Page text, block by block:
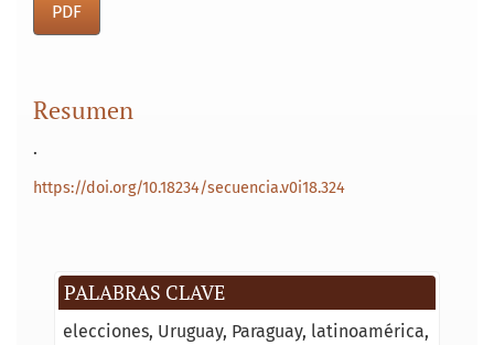
PDF
PALABRAS CLAVE
elecciones Uruguay Paraguay latinoamérica
Resumen
.
https://doi.org/10.18234/secuencia.v0i18.324